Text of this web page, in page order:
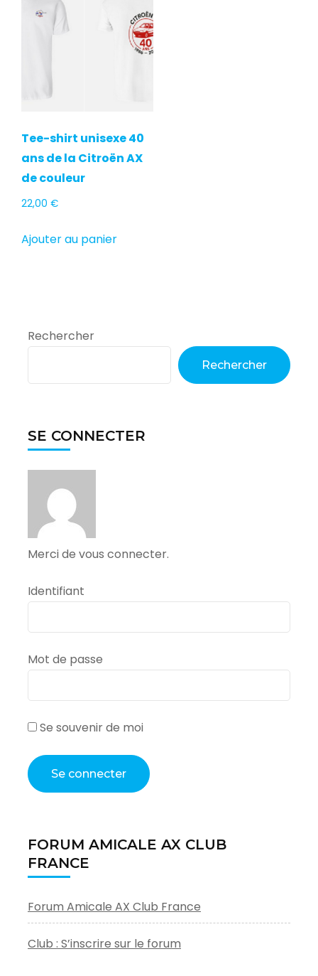
Tee-shirt unisexe 40
ans de la Citroën AX
de couleur
22,00 €
Ajouter au panier
Rechercher
Rechercher
SE CONNECTER
Merci de vous connecter.
Identifiant
Mot de passe
Se souvenir de moi
FORUM AMICALE AX CLUB
FRANCE
Forum Amicale AX Club France
Club : S’inscrire sur le forum